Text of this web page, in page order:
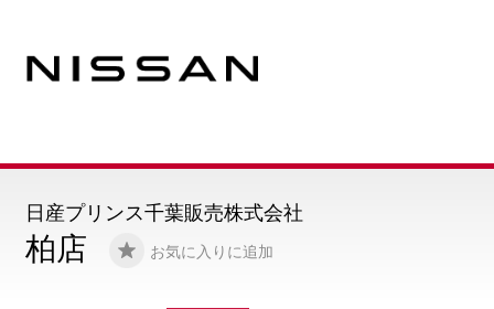
柏店 お気に入りに追加
日産プリンス千葉販売株式会社